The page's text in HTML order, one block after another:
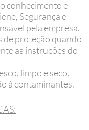
conhecimento e
Segurança e
pela empresa.
de proteção quando
as instruções do
limpo e seco,
à contaminantes.